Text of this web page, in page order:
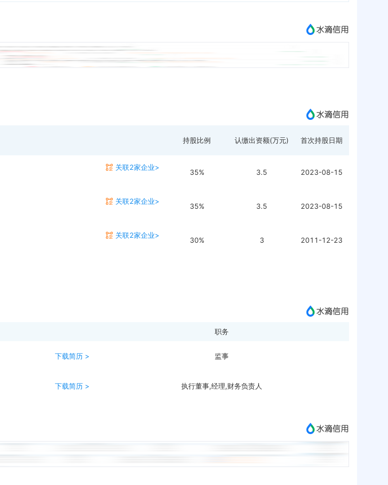
持股比例 认缴出资额(万元) 首次持股日期
关联2家企业>
35% 3.5 2023-08-15
关联2家企业>
35% 3.5 2023-08-15
关联2家企业>
30% 3 2011-12-23
职务
下载简历 > 监事
下载简历 > 执行董事,经理,财务负责人